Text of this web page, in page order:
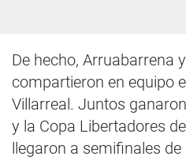
De hecho, Arruabarrena
compartieron en equipo
Villarreal. Juntos
y la Copa Libertadores
llegaron a semifinales